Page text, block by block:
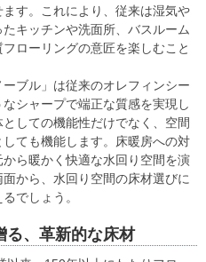
す。これにより、従来は湿気や
キッチンや洗面所、バスルーム
ローリングの意匠を楽しむこと
ブル」は従来のオレフィンシー
シャープで端正な質感を実現し
しての機能性だけでなく、空間
ても機能します。床暖房への対
ら暖かく快適な水回り空間を演
から、水回り空間の床材選びに
でしょう。
る、革新的な床材